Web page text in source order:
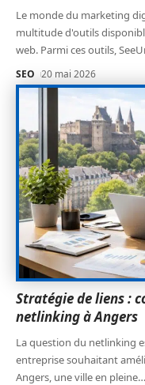
Le monde du marketing
multitude d'outils
web. Parmi ces outils,
SEO 20 mai 2026
Stratégie de liens :
netlinking à Angers
La question du netlinking
entreprise souhaitant
Angers, une ville en pleine…